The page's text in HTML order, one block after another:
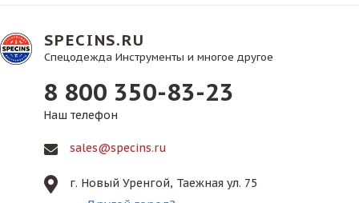
SPECINS.RU
Спецодежда Инструменты и многое другое
8 800 350-83-23
Наш телефон
sales@specins.ru
г. Новый Уренгой, Таежная ул. 75